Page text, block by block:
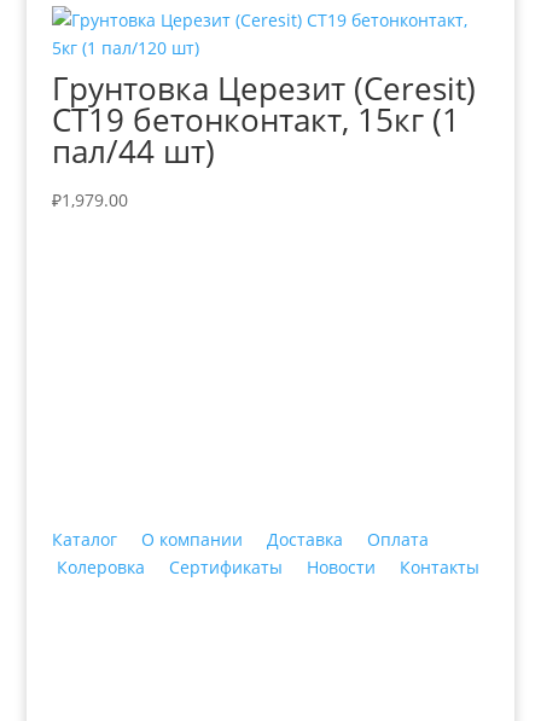
Грунтовка Церезит (Ceresit)
СТ19 бетонконтакт, 15кг (1
пал/44 шт)
₽1,979.00
Каталог О компании Доставка
Оплата
Колеровка
Сертификаты Новости Контакты